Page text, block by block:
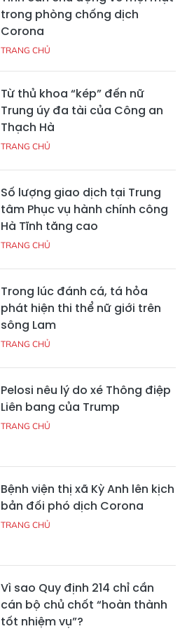
trong phòng chống dịch
Corona
TRANG CHỦ
Từ thủ khoa “kép” đến nữ
Trung úy đa tài của Công an
Thạch Hà
TRANG CHỦ
Số lượng giao dịch tại Trung
tâm Phục vụ hành chính công
Hà Tĩnh tăng cao
TRANG CHỦ
Trong lúc đánh cá, tá hỏa
phát hiện thi thể nữ giới trên
sông Lam
TRANG CHỦ
Pelosi nêu lý do xé Thông điệp
Liên bang của Trump
TRANG CHỦ
Bệnh viện thị xã Kỳ Anh lên kịch
bản đối phó dịch Corona
TRANG CHỦ
Vì sao Quy định 214 chỉ cần
cán bộ chủ chốt “hoàn thành
tốt nhiệm vụ”?